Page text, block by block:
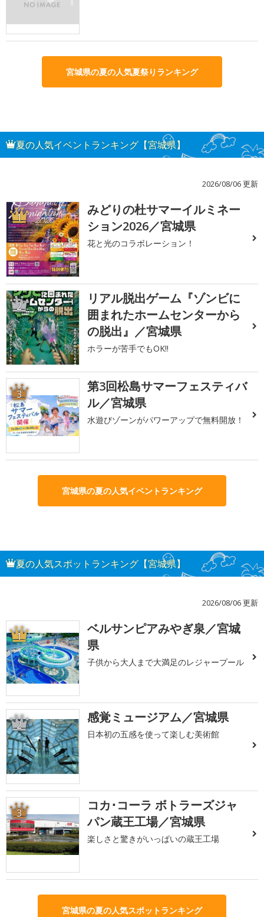
宮城県の夏の人気夏祭りランキング
夏の人気イベントランキング【宮城県】
2026/08/06 更新
1
みどりの杜サマーイルミネー
ション2026／宮城県
花と光のコラボレーション！
2
リアル脱出ゲーム『ゾンビに
囲まれたホームセンターから
の脱出』／宮城県
ホラーが苦手でもOK!!
3
第3回松島サマーフェスティバ
ル／宮城県
水遊びゾーンがパワーアップで無料開放！
宮城県の夏の人気イベントランキング
夏の人気スポットランキング【宮城県】
2026/08/06 更新
1
ベルサンピアみやぎ泉／宮城
県
子供から大人まで大満足のレジャープール
2 感覚ミュージアム／宮城県
日本初の五感を使って楽しむ美術館
3
コカ･コーラ ボトラーズジャ
パン蔵王工場／宮城県
楽しさと驚きがいっぱいの蔵王工場
宮城県の夏の人気スポットランキング